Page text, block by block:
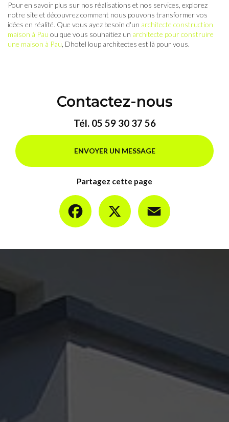
Pour en savoir plus sur nos réalisations et nos services, explorez
notre site et découvrez comment nous pouvons transformer vos
idées en réalité. Que vous ayez besoin d'un architecte construction
maison à Pau ou que vous souhaitiez un architecte pour construire
une maison à Pau , Dhotel loup architectes est là pour vous.
Contactez-nous
Tél. 05 59 30 37 56
ENVOYER UN MESSAGE
Partagez cette page
Facebook